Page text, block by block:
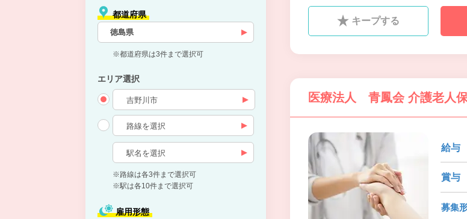
設が介護老人保健施設やすらぎ
荘なのです。キープする
医療法人 青鳳会 介護老人
給与
賞与
募集
都道府県
徳島県
※都道府県は3件まで選択可
エリア選択
※路線は各3件まで選択可
※駅は各10件まで選択可
雇用形態